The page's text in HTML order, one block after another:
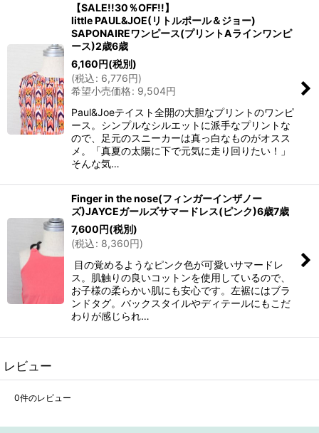
【SALE!!30％OFF!!】
little PAUL&JOE(リトルポール＆ジョー)
SAPONAIREワンピース(プリントAラインワンピ
ース)2歳6歳
6,160円(税別)
(税込: 6,776円)
希望小売価格: 9,504円
Paul&Joeテイスト全開の大胆なプリントのワンピ
ース。シンプルなシルエットに派手なプリントな
ので、足元のスニーカーは真っ白なものがオスス
メ。「真夏の太陽に下で元気に走り回りたい！」
そんな気…
Finger in the nose(フィンガーインザノー
ズ)JAYCEガールズサマードレス(ピンク)6歳7歳
7,600円(税別)
(税込: 8,360円)
目の覚めるようなピンク色が可愛いサマードレ
ス。肌触りの良いコットンを使用しているので、
お子様の柔らかい肌にも安心です。左裾にはブラ
ンドタグ。バックスタイルやディテールにもこだ
わりが感じられ…
レビュー
0件のレビュー